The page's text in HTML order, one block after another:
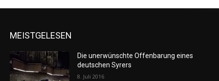
MEISTGELESEN
Die unerwünschte Offenbarung eines
deutschen Syrers
8. Juli 2016